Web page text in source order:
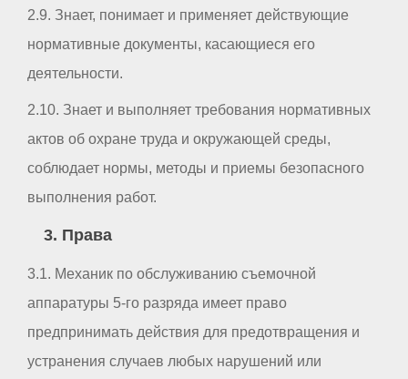
2.9. Знает, понимает и применяет действующие
нормативные документы, касающиеся его
деятельности.
2.10. Знает и выполняет требования нормативных
актов об охране труда и окружающей среды,
соблюдает нормы, методы и приемы безопасного
выполнения работ.
3. Права
3.1. Механик по обслуживанию съемочной
аппаратуры 5-го разряда имеет право
предпринимать действия для предотвращения и
устранения случаев любых нарушений или